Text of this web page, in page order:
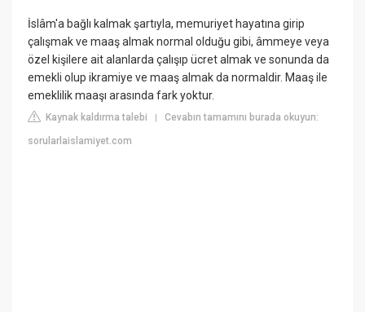
İslâm'a bağlı kalmak şartıyla, memuriyet hayatına girip
çalışmak ve maaş almak normal olduğu gibi, âmmeye veya
özel kişilere ait alanlarda çalışıp ücret almak ve sonunda da
emekli olup ikramiye ve maaş almak da normaldir. Maaş ile
emeklilik maaşı arasında fark yoktur.
Kaynak kaldırma talebi |Cevabın tamamını burada okuyun:
sorularlaislamiyet.com